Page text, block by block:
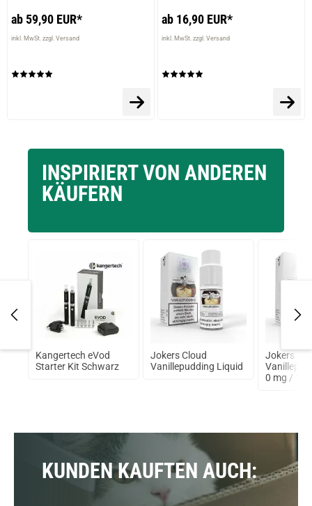
ab 59,90 EUR*
inkl. MwSt. zzgl. Versand
ab 16,90 EUR*
inkl. MwSt. zzgl. Versand
INSPIRIERT VON ANDEREN
KÄUFERN
Kangertech eVod
Starter Kit Schwarz
Jokers Cloud
Vanillepudding Liquid
Jokers
0 mg /
KUNDEN KAUFTEN AUCH: